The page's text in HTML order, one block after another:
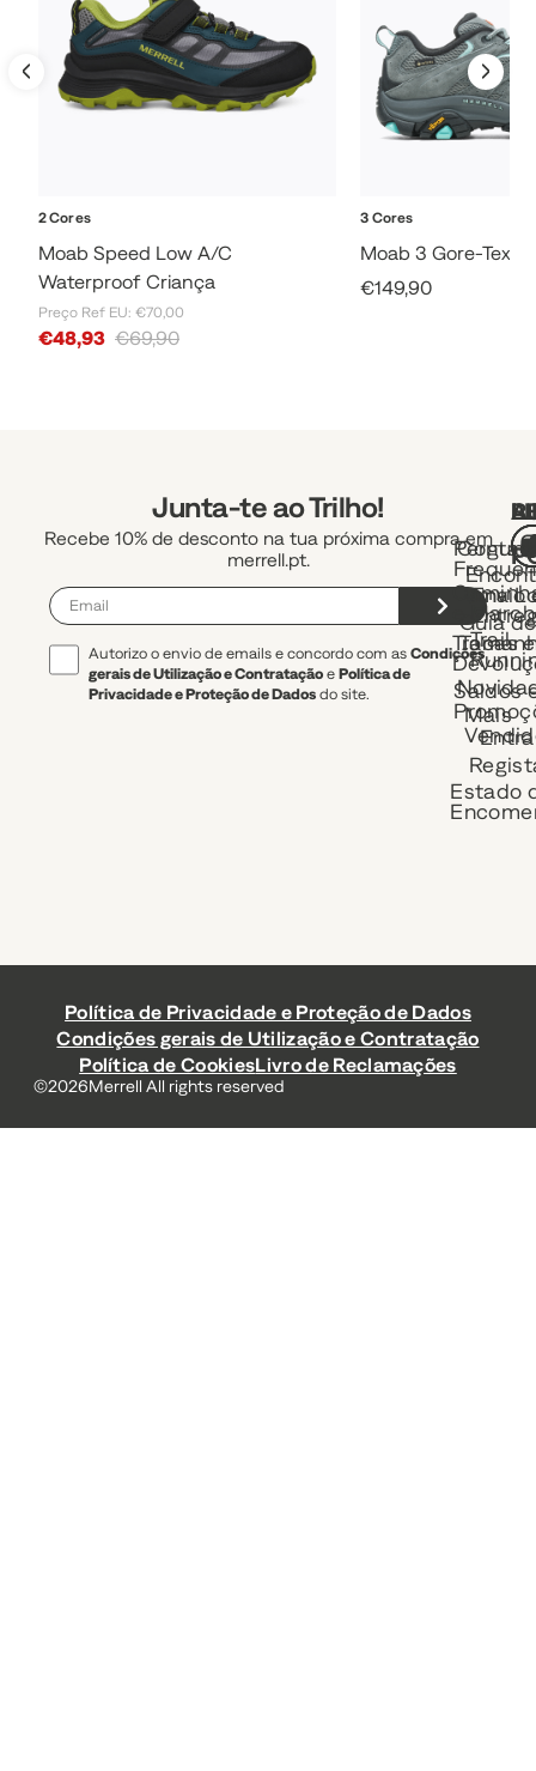
2 Cores
Moab Speed Low A/C
Waterproof Criança
Preço Ref EU: €70,00
Sale Price
€48,93 €69,90
3 Cores
Moab 3 Gore-Tex
Sale Price
€149,90
Junta-te ao Trilho!
Recebe 10% de desconto na tua próxima compra em
merrell.pt.
Autorizo o envio de emails e concordo com asCondições
gerais de Utilização e Contratação ePolítica de
Privacidade e Proteção de Dados do site.
Envio
Trocas e
Saldos
Estado
uma
Guia de
e
Trail
Mais
Política de Privacidade e Proteção de Dados
Condições gerais de Utilização e Contratação
Política de CookiesLivro de Reclamações
©2026Merrell All rights reserved